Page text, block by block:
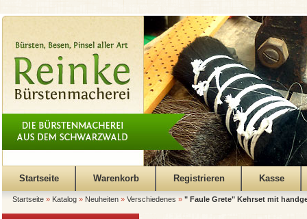
Startseite Warenkorb Registrieren Kasse
Startseite » Katalog » Neuheiten » Verschiedenes » " Faule Grete" Kehrset mit